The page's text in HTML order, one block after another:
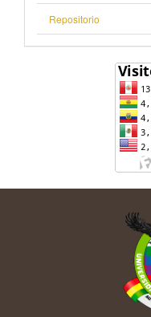
Repositorio